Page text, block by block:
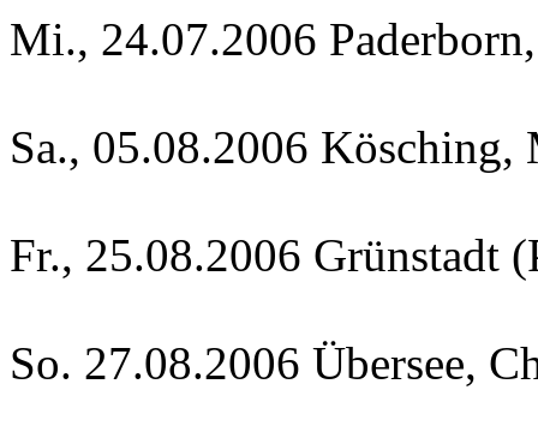
Mi., 24.07.2006
Sa., 05.08.2006
Fr., 25.08.2006 Grünstadt
So. 27.08.2006 Übersee,